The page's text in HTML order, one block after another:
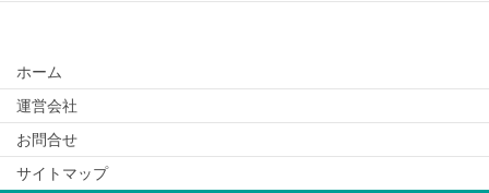
ホーム
運営会社
お問合せ
サイトマップ